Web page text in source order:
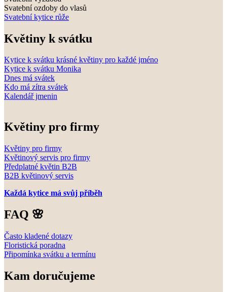
Svatební ozdoby do vlasů
Svatební kytice růže
Květiny k svátku
Kytice k svátku krásné květiny pro každé jméno
Kytice k svátku Monika
Dnes má svátek
Kdo má zítra svátek
Kalendář jmenin
Květiny pro firmy
Květiny pro firmy
Květinový servis pro firmy
Předplatné květin B2B
B2B květinový servis
Každá kytice má svůj příběh
FAQ 🌸
Často kladené dotazy
Floristická poradna
Připomínka svátku a termínu
Kam doručujeme